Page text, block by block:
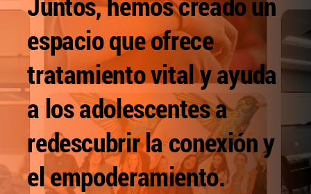
espacio que ofrece
tratamiento vital y ayuda
a los adolescentes a
redescubrir la conexión y
el empoderamiento.